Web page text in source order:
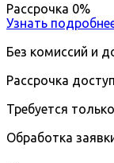
Рассрочка 0%
Узнать
Без комиссий и
Рассрочка
Требуется
Обработка